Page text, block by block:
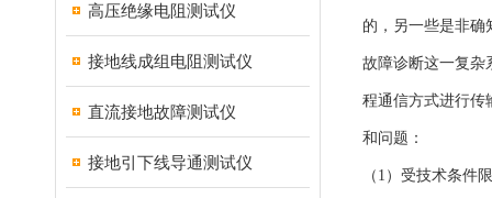
高压绝缘电阻测试仪
接地线成组电阻测试仪
直流接地故障测试仪
接地引下线导通测试仪
的，另一些是非确
故障诊断这一复杂
程通信方式进行传
和问题：
（1）受技术条件